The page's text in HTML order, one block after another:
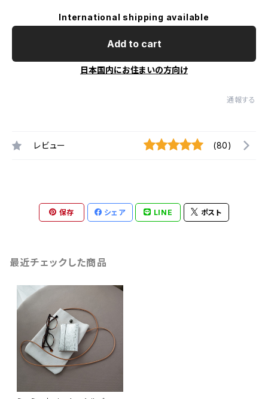
International shipping available
Add to cart
日本国内にお住まいの方向け
通報する
レビュー (80)
保存 シェア LINE ポスト
最近チェックした商品